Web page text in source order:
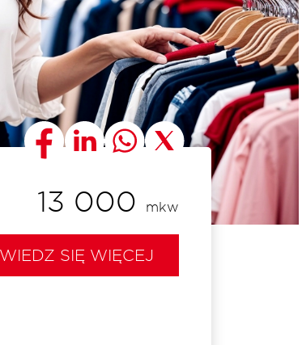
13 000 mkw
SIĘ WIĘCEJ